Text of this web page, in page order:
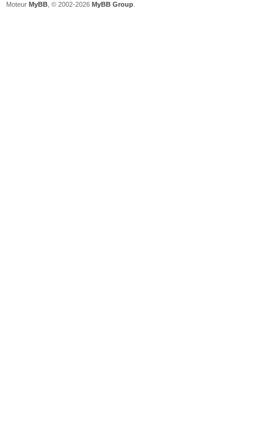
Moteur MyBB , © 2002-2026 MyBB Group